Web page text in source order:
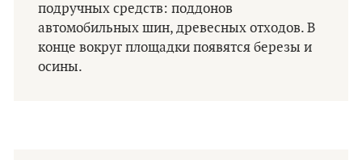
подручных средств: поддонов
автомобильных шин, древесных отходов. В
конце вокруг площадки появятся березы и
осины.